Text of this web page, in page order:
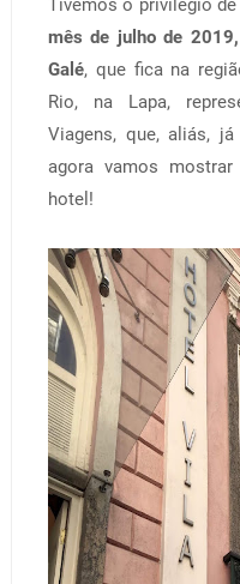
mês de julho de
Galé, que fica na
Rio, na Lapa,
Viagens, que, aliás,
agora vamos
hotel!